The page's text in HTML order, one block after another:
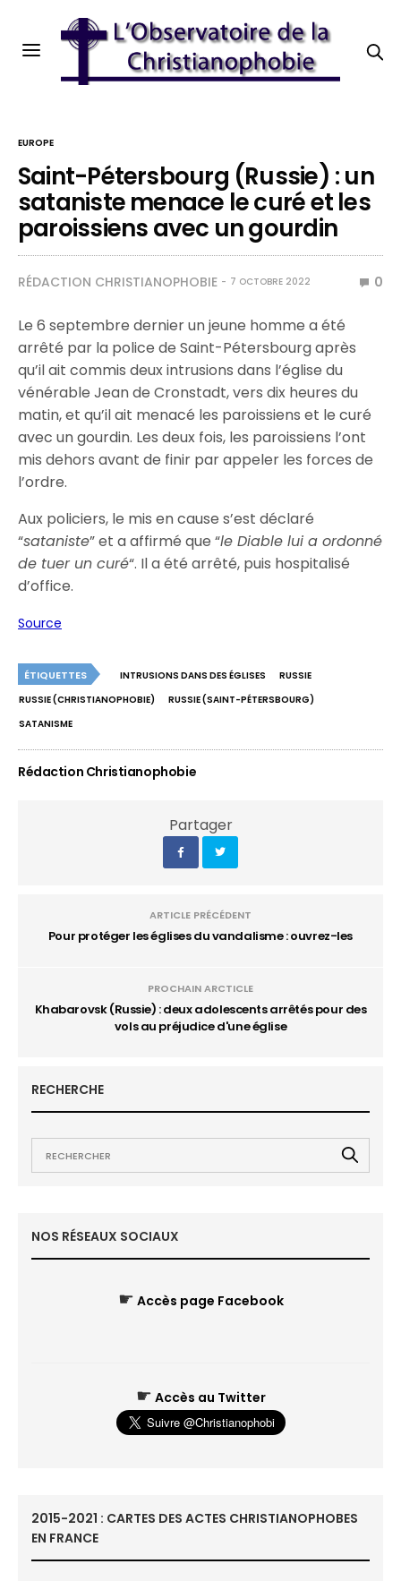
EUROPE
Saint-Pétersbourg (Russie) : un
sataniste menace le curé et les
paroissiens avec un gourdin
RÉDACTION CHRISTIANOPHOBIE 7 OCTOBRE 2022 0
Le 6 septembre dernier un jeune homme a été
arrêté par la police de Saint-Pétersbourg après
qu’il ait commis deux intrusions dans l’église du
vénérable Jean de Cronstadt, vers dix heures du
matin, et qu’il ait menacé les paroissiens et le curé
avec un gourdin. Les deux fois, les paroissiens l’ont
mis dehors avant de finir par appeler les forces de
l’ordre.
Aux policiers, le mis en cause s’est déclaré
“sataniste” et a affirmé que “le Diable lui a ordonné
de tuer un curé“. Il a été arrêté, puis hospitalisé
d’office.
Source
ÉTIQUETTES INTRUSIONS DANS DES ÉGLISES
RUSSIE
RUSSIE (CHRISTIANOPHOBIE)
RUSSIE (SAINT-PÉTERSBOURG)
SATANISME
Rédaction Christianophobie
Partager
ARTICLE PRÉCÉDENT
Pour protéger les églises du vandalisme : ouvrez-les
PROCHAIN ARCTICLE
Khabarovsk (Russie) : deux adolescents arrêtés pour des
vols au préjudice d'une église
RECHERCHE
NOS RÉSEAUX SOCIAUX
☛ Accès page Facebook
☛ Accès au Twitter
2015-2021 : CARTES DES ACTES CHRISTIANOPHOBES
EN FRANCE